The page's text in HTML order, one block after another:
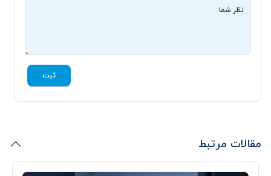
نظر شما
ثبت
مقالات مرتبط